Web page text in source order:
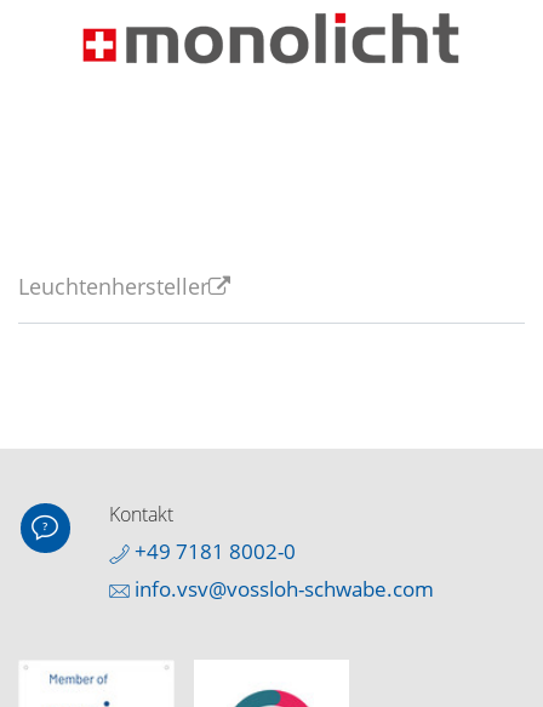
Leuchtenhersteller
Kontakt
+49 7181 8002-0
info.vsv@vossloh-schwabe.com